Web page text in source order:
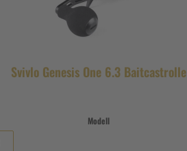
Svivlo Genesis One 6.3 Baitcastrolle
Modell